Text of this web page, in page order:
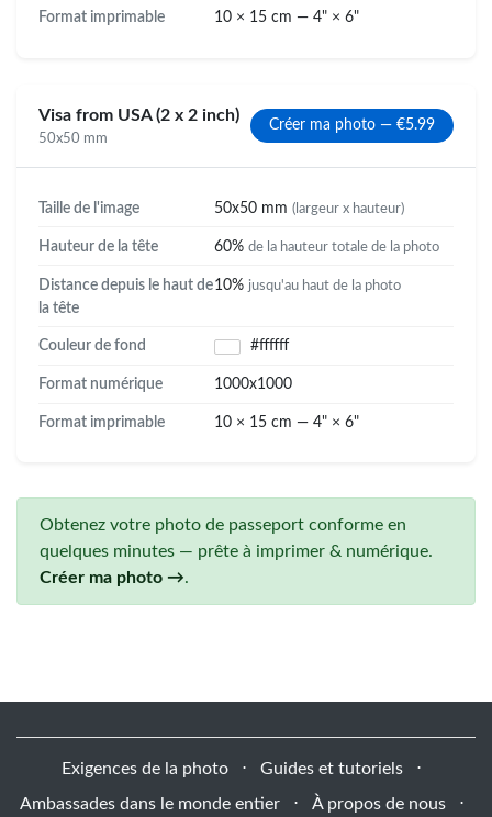
Format imprimable 10 × 15 cm — 4" × 6"
Visa from USA (2 x 2 inch)
50x50 mm
Créer ma photo — €5.99
Taille de l'image 50x50 mm (largeur x hauteur)
Hauteur de la tête 60% de la hauteur totale de la photo
Distance depuis le haut de
la tête
10% jusqu'au haut de la photo
Couleur de fond #ffffff
Format numérique 1000x1000
Format imprimable 10 × 15 cm — 4" × 6"
Obtenez votre photo de passeport conforme en
quelques minutes — prête à imprimer & numérique.
Créer ma photo →.
Exigences de la photo ⋅ Guides et tutoriels
⋅
Ambassades dans le monde entier
⋅ À propos de nous ⋅